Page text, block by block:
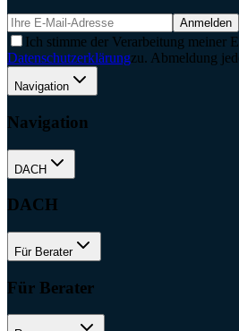
Anmelden
Ich stimme der Verarbeitung meiner
Datenschutzerklärungzu. Abmeldung
Navigation
Navigation
DACH
DACH
Für Berater
Für Berater